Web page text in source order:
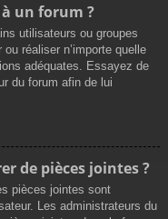
un forum ?
utilisateurs ou groupes
réaliser n’importe quelle
adéquates. Essayez de
du forum afin de lui
de pièces jointes ?
pièces jointes sont
Les administrateurs du